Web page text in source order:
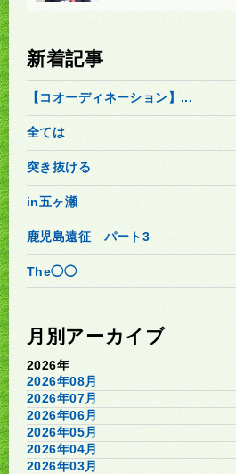
新着記事
【コオーディネーション】...
全ては
突き抜ける
in五ヶ瀬
鹿児島遠征 パート3
The◯◯
月別アーカイブ
2026年
2026年08月
2026年07月
2026年06月
2026年05月
2026年04月
2026年03月